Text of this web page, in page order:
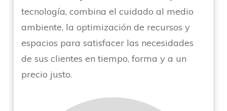
tecnología, combina el cuidado al medio
ambiente, la optimización de recursos y
espacios para satisfacer las necesidades
de sus clientes en tiempo, forma y a un
precio justo.